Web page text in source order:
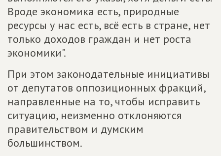
Вроде экономика есть, природные
ресурсы у нас есть, всё есть в стране, нет
только доходов граждан и нет роста
экономики".
При этом законодательные инициативы
от депутатов оппозиционных фракций,
направленные на то, чтобы исправить
ситуацию, неизменно отклоняются
правительством и думским
большинством.